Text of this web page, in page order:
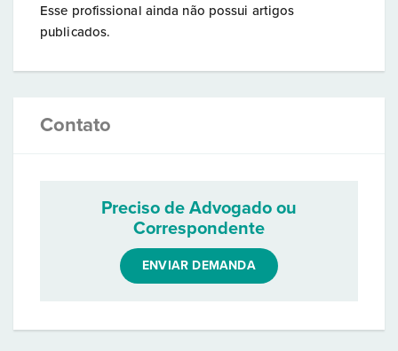
Esse profissional ainda não possui artigos
publicados.
Contato
Preciso de Advogado ou
Correspondente
ENVIAR DEMANDA